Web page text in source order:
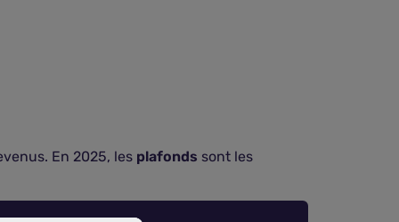
En 2025, les plafonds sont les